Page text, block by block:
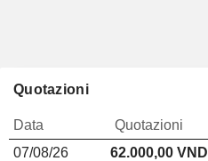
Quotazioni
Data Quotazioni
07/08/26
62.000,00 VND